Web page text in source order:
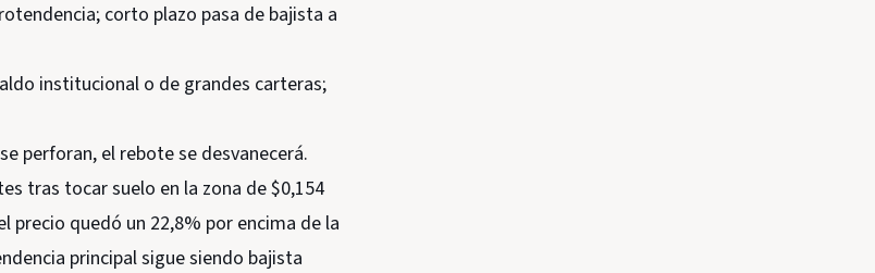
corto plazo pasa de bajista a
institucional o de grandes carteras;
perforan, el rebote se desvanecerá.
tras tocar suelo en la zona de $0,154
precio quedó un 22,8% por encima de la
principal sigue siendo bajista